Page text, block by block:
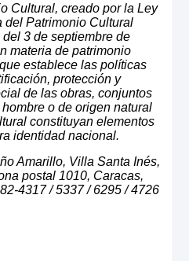
Cultural, creado por la Ley
del Patrimonio Cultural
3 de septiembre de
materia de patrimonio
establece las políticas
protección y
de las obras, conjuntos
o de origen natural
constituyan elementos
identidad nacional.
Amarillo, Villa Santa Inés,
postal 1010, Caracas,
4317 / 5337 / 6295 / 4726